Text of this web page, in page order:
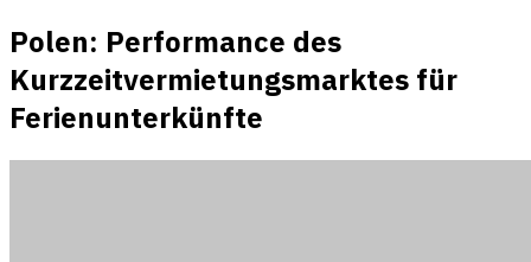
Polen: Performance des
Kurzzeitvermietungsmarktes für
Ferienunterkünfte